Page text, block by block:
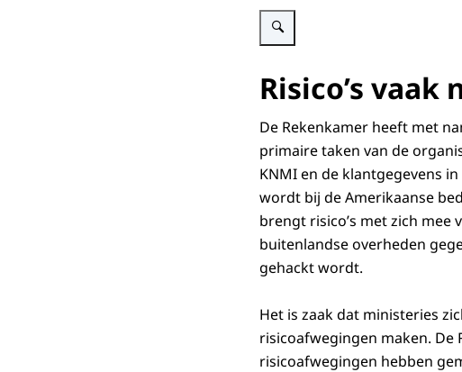
Vergroot afbeelding Schematische
Risico’s
De Rekenkamer heeft met
primaire taken van de
KNMI en de klantgegevens
wordt bij de Amerikaanse
brengt risico’s met zich
buitenlandse overheden
gehackt wordt.
Het is zaak dat ministeries
risicoafwegingen maken.
risicoafwegingen hebben